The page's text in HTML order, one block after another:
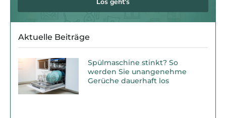
Aktuelle Beiträge
Spülmaschine stinkt? So
werden Sie unangenehme
Gerüche dauerhaft los